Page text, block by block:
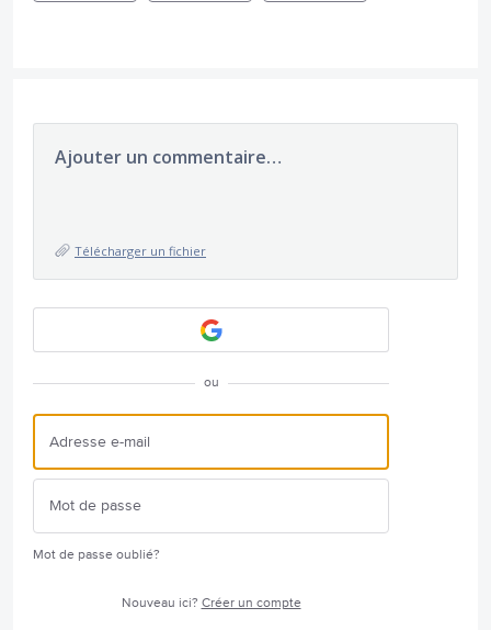
Ajouter un commentaire…
Télécharger un fichier
ou
Mot de passe oublié?
Nouveau ici? Créer un compte